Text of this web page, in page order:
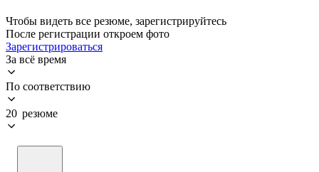
Чтобы видеть все резюме, зарегистрируйтесь
После регистрации откроем фото
Зарегистрироваться
За всё время
По соответствию
20 резюме